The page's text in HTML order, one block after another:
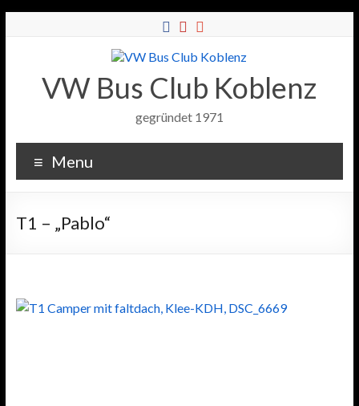
VW Bus Club Koblenz
gegründet 1971
Menu
T1 – „Pablo“